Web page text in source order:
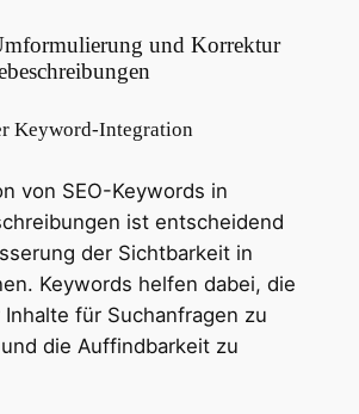
und Korrektur
Keyword-Integration
von SEO-Keywords in
ist entscheidend
der Sichtbarkeit in
Keywords helfen dabei, die
Inhalte für Suchanfragen zu
die Auffindbarkeit zu